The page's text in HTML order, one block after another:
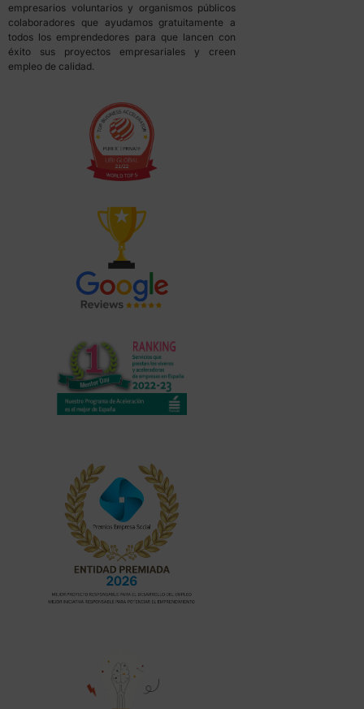
empresarios voluntarios y organismos públicos
colaboradores que ayudamos gratuitamente a
todos los emprendedores para que lancen con
éxito sus proyectos empresariales y creen
empleo de calidad.